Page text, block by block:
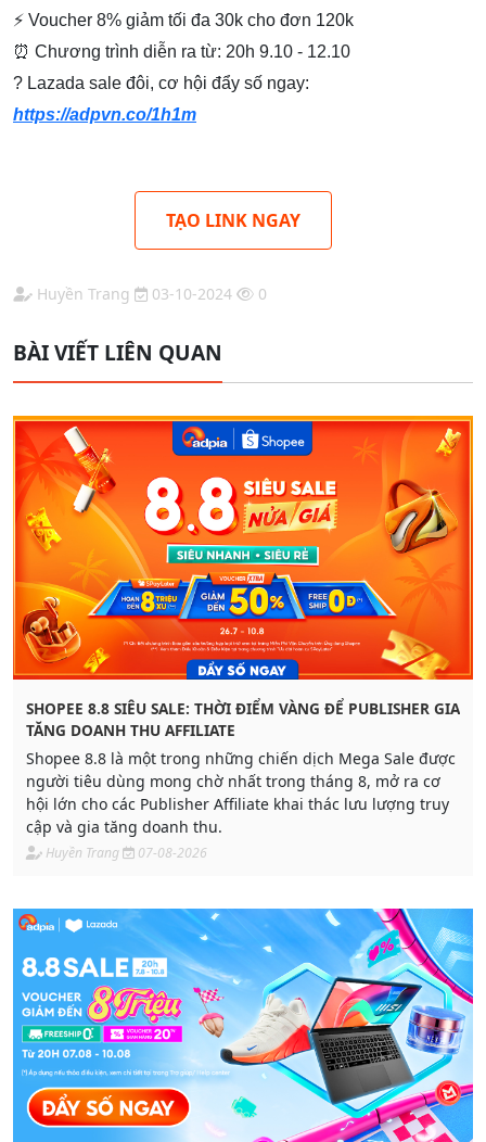
⚡ Voucher 8% giảm tối đa 30k cho đơn 120k
⏰ Chương trình diễn ra từ: 20h 9.10 - 12.10
? Lazada sale đôi, cơ hội đẩy số ngay:
https://adpvn.co/1h1m
TẠO LINK NGAY
Huyền Trang 03-10-2024 0
BÀI VIẾT LIÊN QUAN
SHOPEE 8.8 SIÊU SALE: THỜI ĐIỂM VÀNG ĐỂ PUBLISHER GIA
TĂNG DOANH THU AFFILIATE
Shopee 8.8 là một trong những chiến dịch Mega Sale được
người tiêu dùng mong chờ nhất trong tháng 8, mở ra cơ
hội lớn cho các Publisher Affiliate khai thác lưu lượng truy
cập và gia tăng doanh thu.
Huyền Trang 07-08-2026